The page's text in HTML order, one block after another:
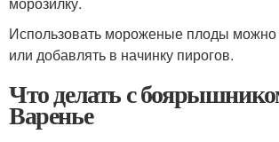
Использовать мороженые плоды можно
или добавлять в начинку пирогов.
Что делать с
Варенье